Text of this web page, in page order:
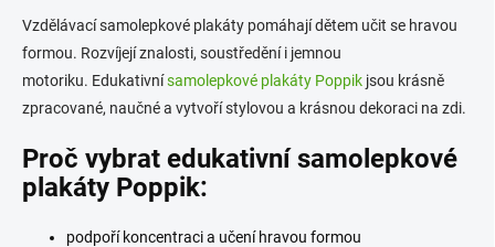
l
á
d
a
c
p
r
y
Vzdělávací samolepkové plakáty pomáhají dětem učit se hravou
formou. Rozvíjejí znalosti, soustředění i jemnou
motoriku. Edukativnísamolepkové plakáty Poppik jsou krásně
zpracované, naučné a vytvoří stylovou a krásnou dekoraci na zdi.
Proč vybrat edukativní samolepkové
plakáty Poppik:
podpoří koncentraci a učení hravou formou